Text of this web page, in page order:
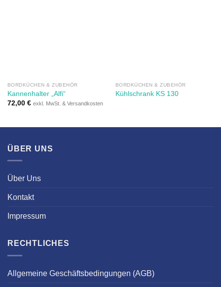
BORDKÜCHEN & ZUBEHÖR
Kannenhalter „Alfi“
72,00 € exkl. MwSt. & Versandkosten
BORDKÜCHEN & ZUBEHÖR
Kühlschrank KS 130
ÜBER UNS
Über Uns
Kontakt
Impressum
RECHTLICHES
Allgemeine Geschäftsbedingungen (AGB)